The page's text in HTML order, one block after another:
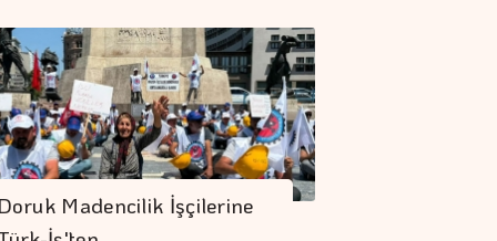
Doruk Madencilik İşçilerine